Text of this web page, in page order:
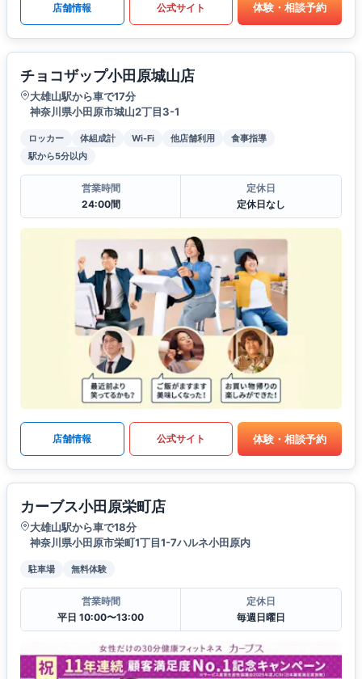
店舗情報 公式サイト 体験・相談予約
チョコザップ小田原城山店
大雄山駅から車で17分
神奈川県小田原市城山2丁目3-1
ロッカー 体組成計 Wi-Fi 他店舗利用
食事指導
駅から5分以内
営業時間
24:00間
定休日
定休日なし
店舗情報 公式サイト 体験・相談予約
カーブス小田原栄町店
大雄山駅から車で18分
神奈川県小田原市栄町1丁目1-7ハルネ小田原内
駐車場 無料体験
営業時間
平日 10:00〜13:00
定休日
毎週日曜日